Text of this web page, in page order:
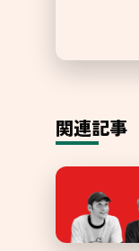
関連記事